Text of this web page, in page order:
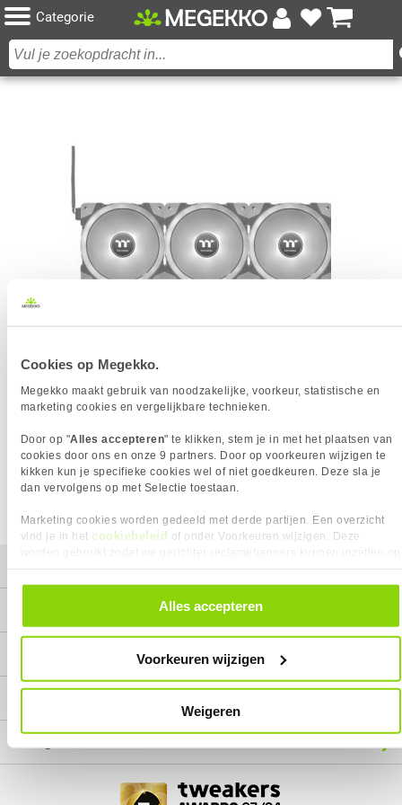
Cookies op Megekko.
Megekko maakt gebruik van noodzakelijke, voorkeur, statistische en
marketing cookies en vergelijkbare technieken.
Door op "Alles accepteren" te klikken, stem je in met het plaatsen van
cookies door ons en onze 9 partners. Door op voorkeuren wijzigen te
kikken kun je specifieke cookies wel of niet goedkeuren. Deze sla je
dan vervolgens op met Selectie toestaan.
Marketing cookies worden gedeeld met derde partijen. Een overzicht
vind je in het cookiebeleid of onder Voorkeuren wijzigen. Deze
alle cookies. Je kunt je gegeven toestemming altijd intrekken, dit doe je
door in de footer van onze website te klikken op ‘Cookievoorkeuren’
Alles accepteren
Voorkeuren wijzigen
Weigeren
Categorie
THERMALTAKE SWAFAN EX12 RGB PREMIUM
EDITION VENTILATOR 12 CM ZWART 3 STUK(S)
Het product dat je zocht is helaas niet meer beschikbaar.
Wij doen ons uiterste best om al onze producten zo lang
mogelijk leverbaar te houden.
Helaas is dit product op dit
moment bij geen van onze leveranciers leverbaar.
We helpen je graag met een ander product uit de categorie